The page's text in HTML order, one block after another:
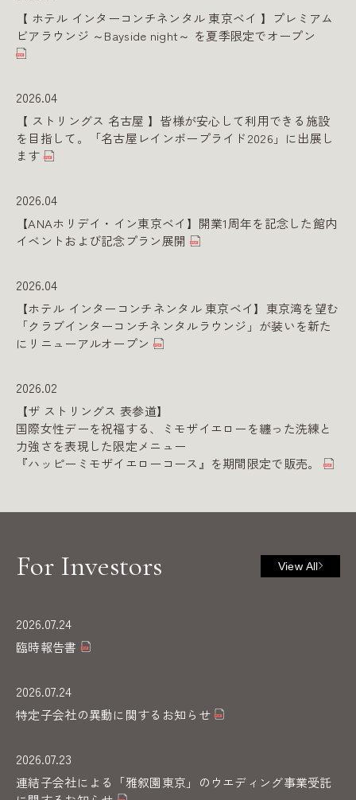
【 ホテル インターコンチネンタル 東京ベイ 】プレミアム
ビアラウンジ ～Bayside night～ を夏季限定でオープン
2026.04
【 ストリングス 名古屋 】皆様が安心して利用できる施設
を目指して。「名古屋レインボープライド2026」に出展し
ます
2026.04
【ANAホリデイ・イン東京ベイ】開業1周年を記念した館内
イベントおよび記念プラン展開
2026.04
【ホテル インターコンチネンタル 東京ベイ】東京湾を望む
「クラブインターコンチネンタルラウンジ」が装いを新た
にリニューアルオープン
2026.02
【ザ ストリングス 表参道】
国際女性デーを祝福する、ミモザイエローを纏った洗練と
力強さを表現した限定メニュー
『ハッピーミモザイエローコース』を期間限定で販売。
For Investors View All
2026.07.24
臨時報告書
2026.07.24
特定子会社の異動に関するお知らせ
2026.07.23
連結子会社による「雅叙園東京」のウエディング事業受託